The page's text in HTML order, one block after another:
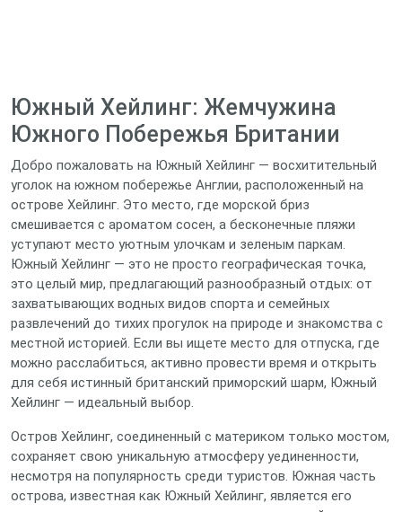
Южный Хейлинг: Жемчужина
Южного Побережья Британии
Добро пожаловать на Южный Хейлинг — восхитительный
уголок на южном побережье Англии, расположенный на
острове Хейлинг. Это место, где морской бриз
смешивается с ароматом сосен, а бесконечные пляжи
уступают место уютным улочкам и зеленым паркам.
Южный Хейлинг — это не просто географическая точка,
это целый мир, предлагающий разнообразный отдых: от
захватывающих водных видов спорта и семейных
развлечений до тихих прогулок на природе и знакомства с
местной историей. Если вы ищете место для отпуска, где
можно расслабиться, активно провести время и открыть
для себя истинный британский приморский шарм, Южный
Хейлинг — идеальный выбор.
Остров Хейлинг, соединенный с материком только мостом,
сохраняет свою уникальную атмосферу уединенности,
несмотря на популярность среди туристов. Южная часть
острова, известная как Южный Хейлинг, является его